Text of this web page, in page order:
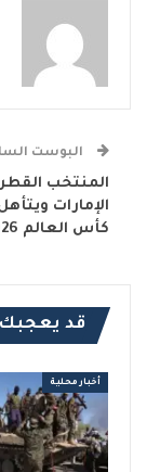
البوست
المنتخب
الإمارات
كأس العالم 2026م
قد
أخبار محلية